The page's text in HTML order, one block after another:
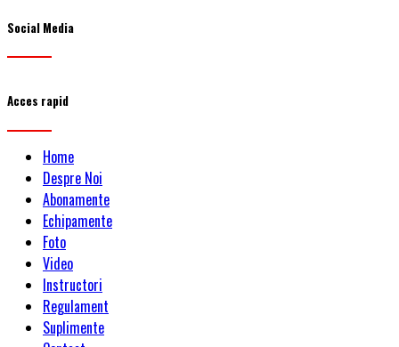
Social Media
Acces rapid
Home
Despre Noi
Abonamente
Echipamente
Foto
Video
Instructori
Regulament
Suplimente